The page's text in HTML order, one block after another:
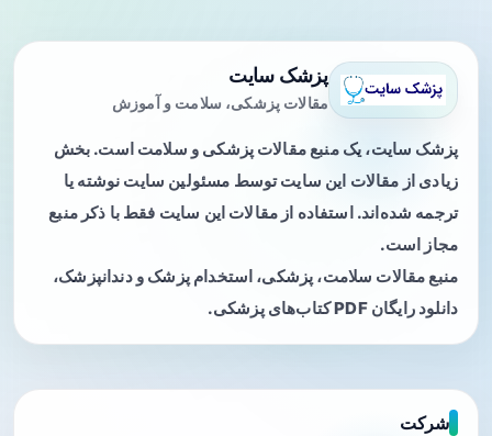
پزشک سایت
مقالات پزشکی، سلامت و آموزش
پزشک سایت، یک منبع مقالات پزشکی و سلامت است. بخش
زیادی از مقالات این سایت توسط مسئولین سایت نوشته یا
ترجمه شده‌اند. استفاده از مقالات این سایت فقط با ذکر منبع
مجاز است.
منبع مقالات سلامت، پزشکی، استخدام پزشک و دندانپزشک،
دانلود رایگان PDF کتاب‌های پزشکی.
شرکت